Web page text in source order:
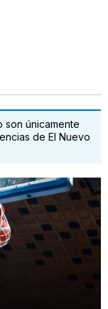
son únicamente
de El Nuevo